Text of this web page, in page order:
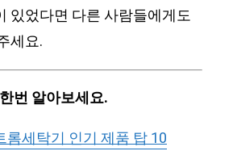
있었다면 다른 사람들에게도
세요.
번 알아보세요.
롬세탁기 인기 제품 탑 10